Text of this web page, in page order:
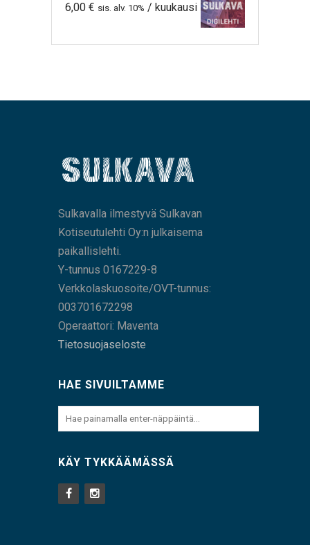
6,00 € sis. alv. 10% / kuukausi
Sulkavalla ilmestyvä Sulkavan
Kotiseutulehti Oy:n julkaisema
paikallislehti.
Y-tunnus 0167229-8
Verkkolaskuosoite/OVT-tunnus:
003701672298
Operaattori: Maventa
Tietosuojaseloste
HAE SIVUILTAMME
KÄY TYKKÄÄMÄSSÄ